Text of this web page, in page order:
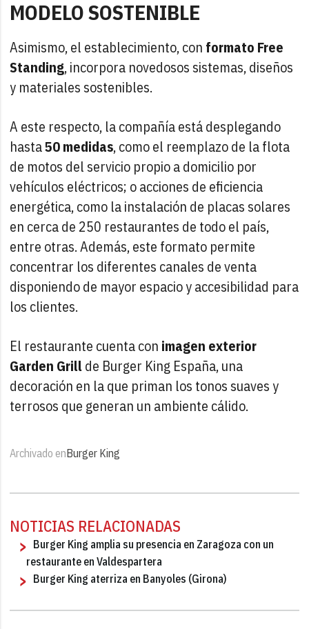
MODELO SOSTENIBLE
Asimismo, el establecimiento, con formato Free
Standing, incorpora novedosos sistemas, diseños
y materiales sostenibles.
A este respecto, la compañía está desplegando
hasta50 medidas, como el reemplazo de la flota
de motos del servicio propio a domicilio por
vehículos eléctricos; o acciones de eficiencia
energética, como la instalación de placas solares
en cerca de 250 restaurantes de todo el país,
entre otras. Además, este formato permite
concentrar los diferentes canales de venta
disponiendo de mayor espacio y accesibilidad para
los clientes.
El restaurante cuenta con imagen exterior
Garden Grillde Burger King España, una
decoración en la que priman los tonos suaves y
terrosos que generan un ambiente cálido.
Archivado enBurger King
NOTICIAS RELACIONADAS
Burger King amplia su presencia en Zaragoza con un
restaurante en Valdespartera
Burger King aterriza en Banyoles (Girona)